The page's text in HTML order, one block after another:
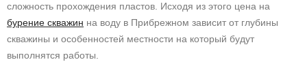
сложность прохождения пластов. Исходя из этого цена на
бурение скважин на воду в Прибрежном зависит от глубины
скважины и особенностей местности на который будут
выполнятся работы.